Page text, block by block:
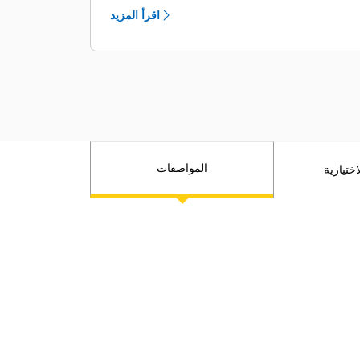
توفر التحكم في حجم الهواء المتغير
قوة تغذية وعزم دوران وهواء تعد الأمثل،
مما يساعد في تقليل استهلاك الوقود
اقرأ المزيد
المواصفات